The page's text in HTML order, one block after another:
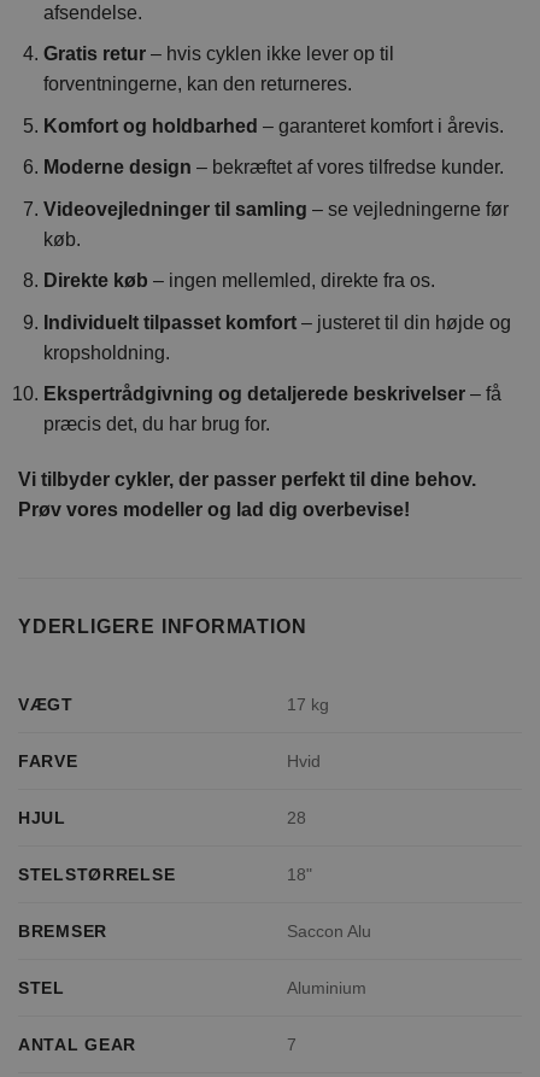
afsendelse.
Gratis retur– hvis cyklen ikke lever op til
forventningerne, kan den returneres.
Komfort og holdbarhed – garanteret komfort i årevis.
Moderne design – bekræftet af vores tilfredse kunder.
Videovejledninger til samling – se vejledningerne før
køb.
Direkte køb – ingen mellemled, direkte fra os.
Individuelt tilpasset komfort– justeret til din højde og
kropsholdning.
Ekspertrådgivning og detaljerede beskrivelser– få
præcis det, du har brug for.
Vi tilbyder cykler, der passer perfekt til dine behov.
Prøv vores modeller og lad dig overbevise!
YDERLIGERE INFORMATION
VÆGT 17 kg
FARVE Hvid
HJUL 28
STELSTØRRELSE 18"
BREMSER Saccon Alu
STEL Aluminium
ANTAL GEAR 7